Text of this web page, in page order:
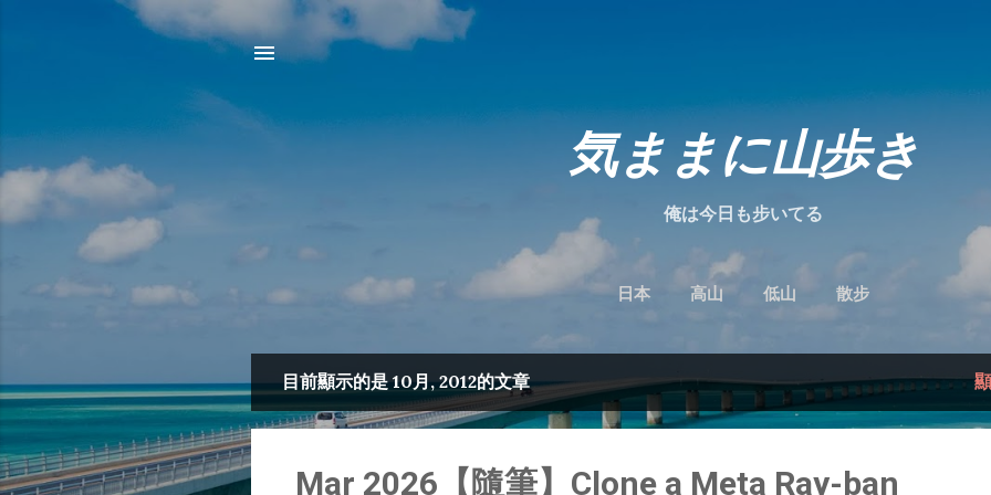
気ままに山歩き
俺は今日も步いてる
日本 高山 低山 散步
發
表
目前顯示的是 10月, 2012的文章
Mar 2026【隨筆】Clone a Meta Ray-ban